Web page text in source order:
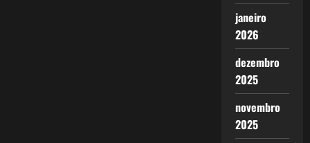
janeiro
2026
dezembro
2025
novembro
2025